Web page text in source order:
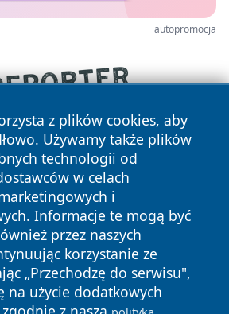
autopromocja
z plików cookies, aby
Używamy także plików
technologii od
w celach
i
Informacje te mogą być
przez naszych
korzystanie ze
„Przechodzę do serwisu",
na użycie dodatkowych
Wszystkie prawa